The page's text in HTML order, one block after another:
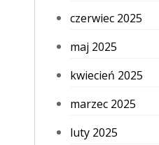
czerwiec 2025
maj 2025
kwiecień 2025
marzec 2025
luty 2025